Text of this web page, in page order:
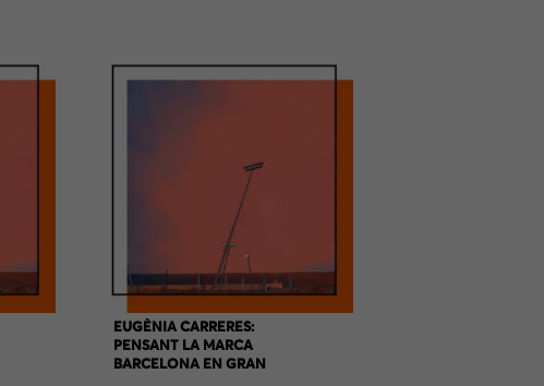
EUGÈNIA CARRERES:
PENSANT LA MARCA
BARCELONA EN GRAN